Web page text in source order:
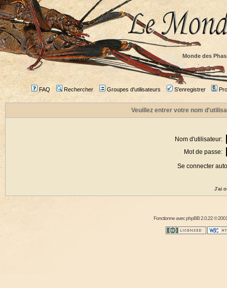
Monde des
FAQ Rechercher Groupes d'utilisateurs S'enregistrer
Veuillez entrer votre nom
Nom d'utilisateur:
Mot de passe:
Se connecter
J'ai
Fonctionne avecphpBB2.0.22 ©